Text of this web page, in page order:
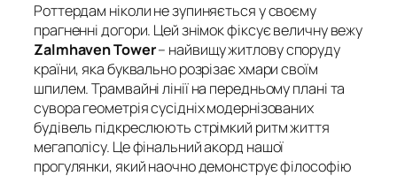
Роттердам ніколи не зупиняється у своєму
прагненні догори. Цей знімок фіксує величну вежу
Zalmhaven Tower– найвищу житлову споруду
країни, яка буквально розрізає хмари своїм
шпилем. Трамвайні лінії на передньому плані та
сувора геометрія сусідніх модернізованих
будівель підкреслюють стрімкий ритм життя
мегаполісу. Це фінальний акорд нашої
прогулянки, який наочно демонструє філософію